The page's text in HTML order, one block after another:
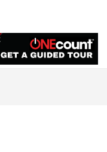
MARKETING
ONLINE